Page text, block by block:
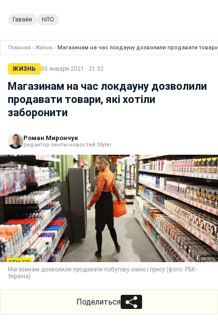
Гавайи НЛО
Главная › Жизнь › Магазинам на час локдауну дозволили продавати
ЖИЗНЬ 05 января 2021 · 21:32
Магазинам на час локдауну дозволили
продавати товари, які хотіли
заборонити
Роман Мирончук
редактор ленты новостей Styler
Магазинам дозволили продавати побутову хімію і пресу (фото: РБК-
Україна)
Поделиться